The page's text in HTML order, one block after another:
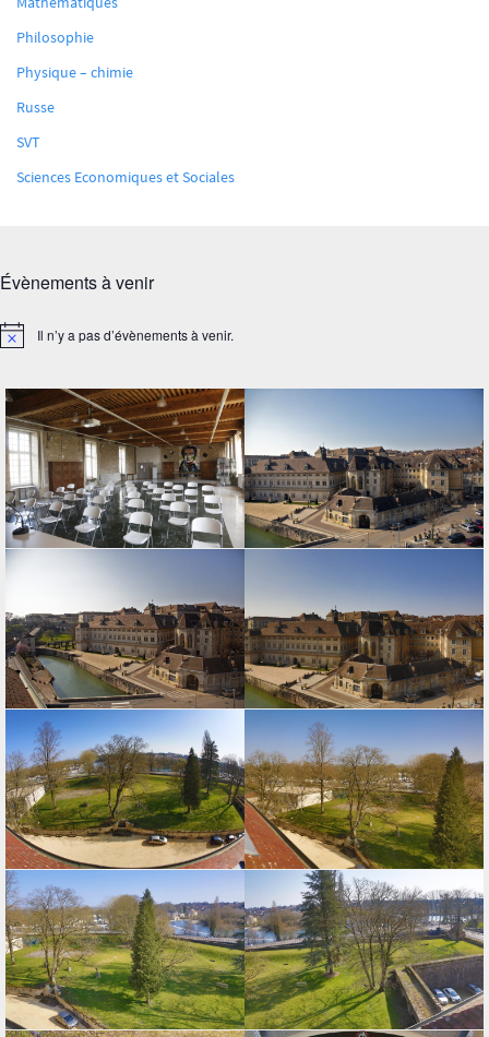
Philosophie
Physique – chimie
Russe
SVT
Sciences Economiques et Sociales
Évènements à venir
Notice Il n’y a pas d’évènements à venir.